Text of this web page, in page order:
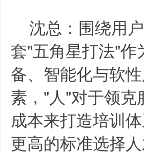
沈总：围绕用
套"五角星打法"
备、智能化与软
素，"人"对于领
成本来打造培训
更高的标准选择